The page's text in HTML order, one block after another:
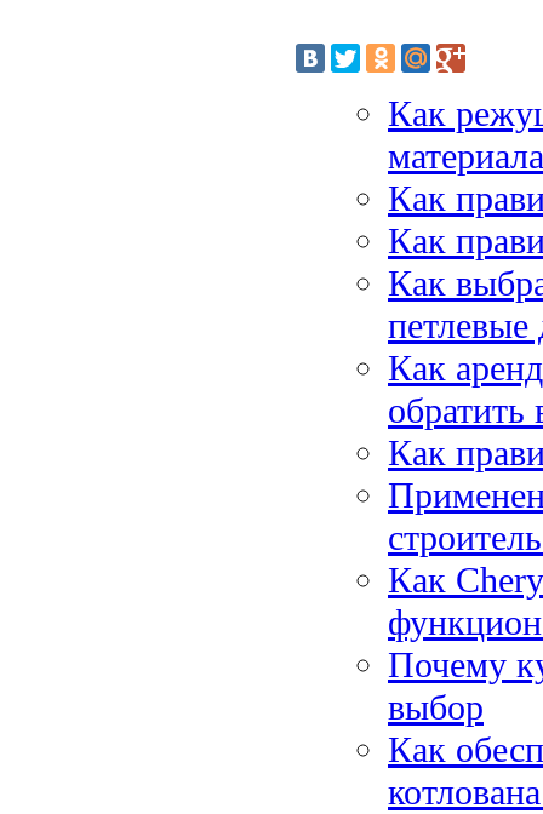
Как
Как
Как
Как
петлевые
Как
обратить
Как
Как
Почему
выбор
Как